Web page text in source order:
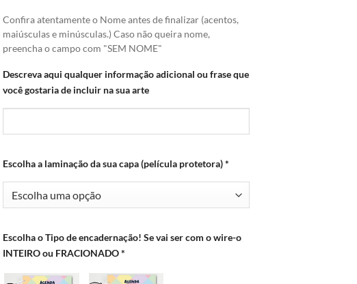
Confira atentamente o Nome antes de finalizar (acentos,
maiúsculas e minúsculas.) Caso não queira nome,
preencha o campo com "SEM NOME"
Descreva aqui qualquer informação adicional ou frase que
você gostaria de incluir na sua arte
Escolha a laminação da sua capa (película protetora)*
Escolha o Tipo de encadernação! Se vai ser com o wire-o
INTEIRO ou FRACIONADO*